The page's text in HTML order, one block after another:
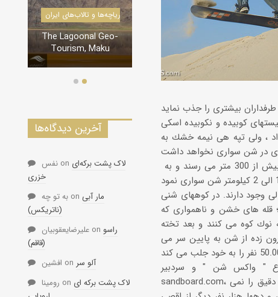
كوبیده و نكوبیده اسكی
، ولی تپه هی نیمه خشك به
وجود دارند. در كوههای شنی
متری سر به فلك كشیده اند؛ قله های خشن و ناهمواری كه
كوه می كنند و بعد تخته
از لای بته های بیرون زده از شن به پایین سر می
" واكس شن " و سردبیر
sandboard.com، یك مجله اینترنتی برای جامعه كوچك ولی در حال رشد شن سوارها. هیچكس ارقام دقیق را نمی
درياچه‌‌ها و تالاب‌های ایران
The Lagoonal Geo-
Tourism, Maku
دره‌ها و تنگه‌های ایران
تنگه لی لی، دورود
آخرین دیدگاه‌ها
نفس on لاک پشت برکه‌ای
خزری
به تو چه on مار آبی
(ناتریکس)
علیرضایعقوبیان on راسو
(قاقم)
افشین on آلو سر
رومینا on لاک پشت برکه ای